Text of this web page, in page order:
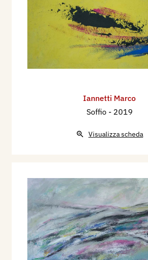
Iannetti Marco
Soffio - 2019
Visualizza scheda